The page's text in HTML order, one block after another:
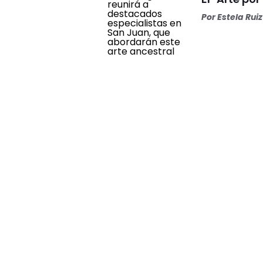
PorEstela